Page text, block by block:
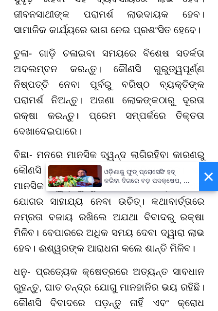
ଜୀବନସାଥୀଙ୍କ ପରାମର୍ଶ ଲାଭଦାୟକ ହେବ।
ସାମାଜିକ କାର୍ଯ୍ୟରେ ଭାଗ ନେଇ ପ୍ରଶଂସିତ ହେବେ।
ତୁଳା- ଗାଡ଼ି ଚଳାଇବା ସମୟରେ ବିଶେଷ ସତର୍କତା
ଅବଲମ୍ବନ କରନ୍ତୁ। କୌଣସି ଗୁରୁତ୍ୱପୂର୍ଣ୍ଣ
ନିଷ୍ପତ୍ତି ନେବା ପୂର୍ବରୁ ବରିଷ୍ଠ ବ୍ୟକ୍ତିଙ୍କ
ପରାମର୍ଶ ନିଅନ୍ତୁ। ଅଜଣା ଲୋକଙ୍କଠାରୁ ଦୂରତା
ରକ୍ଷା କରନ୍ତୁ। ପ୍ରେମ ସମ୍ପର୍କରେ ତିକ୍ତତା
ଦେଖାଦେଇପାରେ।
ବିଛା- ମନରେ ମାନସିକ ଦ୍ୱନ୍ଦ ଲାଗିରହିବା କାରଣରୁ
କୌଣସି ନିର୍ଣ୍ଣୟ ନେବାରେ ଅସୁବିଧା ହେବ। ଏହି
ମାନସିକ ଦ୍ୱନ୍ଦକୁ ଦୂର କରିବା ପାଇଁ ଧ୍ୟାନ ଏବଂ
ଯୋଗର ସାହାଯ୍ୟ ନେବା ଉଚିତ୍। କଥାବାର୍ତ୍ତାରେ
ନମ୍ରତା ବଜାୟ ରଖିଲେ ଅଯଥା ବିବାଦରୁ ରକ୍ଷା
ମିଳିବ। ବେପାରରେ ଅଧିକ ସମୟ ଦେବା ଦ୍ୱାରା ଲାଭ
ହେବ। ଈଶ୍ୱରଙ୍କ ଆରାଧନା କଲେ ଶାନ୍ତି ମିଳିବ।
ଧନୁ- ପ୍ରତ୍ୟେକ କ୍ଷେତ୍ରରେ ଅତ୍ୟନ୍ତ ସାବଧାନ
ରୁହନ୍ତୁ, ଘାତ ଚନ୍ଦ୍ର ଯୋଗୁ ମାନହାନିର ଭୟ ରହିଛି।
କୌଣସି ବିବାଦରେ ପଡ଼ନ୍ତୁ ନାହିଁ ଏବଂ କ୍ରୋଧ
×
ଓଡ଼ିଶାକୁ ଫୁଡ୍ ପ୍ରୋସେସିଂ ହବ୍
କରିବା ଦିଗରେ ବଡ଼ ପଦକ୍ଷେପ, ୪୨